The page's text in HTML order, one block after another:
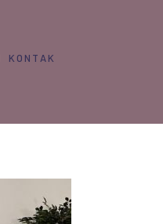
KONTAK